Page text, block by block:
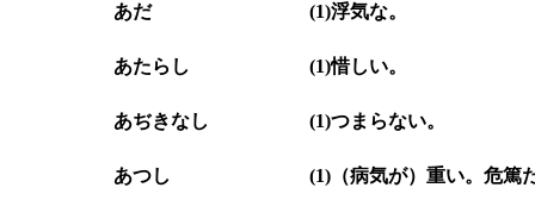
あだ (1)浮気な。
あたらし (1)惜しい。
あぢきなし (1)つまらない。
あつし (1)（病気が）重い。危篤